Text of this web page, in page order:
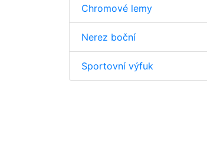
Chromové lemy
Nerez boční
Sportovní výfuk